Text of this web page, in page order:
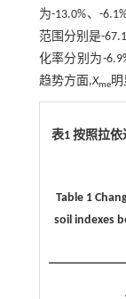
为-13.0%、-
范围分别是-
化率分别为-
趋势方面,Xme明
表1 按照拉
Table 1
soil indexes